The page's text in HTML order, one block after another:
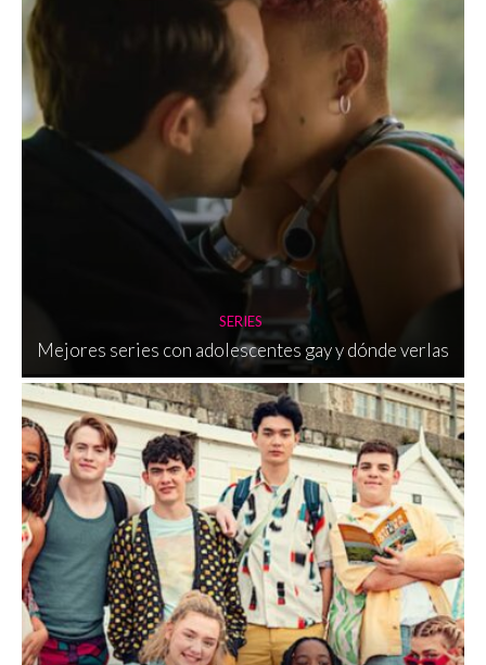
SERIES
Mejores series con adolescentes gay y dónde verlas